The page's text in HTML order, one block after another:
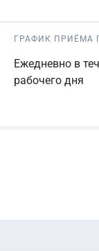
ГРАФИК ПРИЁМА
Ежедневно в
рабочего дня